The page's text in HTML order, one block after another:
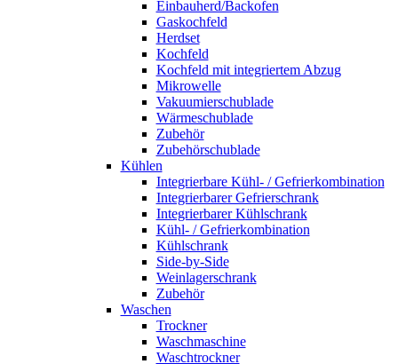
Einbauherd/Backofen
Gaskochfeld
Herdset
Kochfeld
Kochfeld mit integriertem Abzug
Mikrowelle
Vakuumierschublade
Wärmeschublade
Zubehör
Zubehörschublade
Kühlen
Integrierbare Kühl- / Gefrierkombination
Integrierbarer Gefrierschrank
Integrierbarer Kühlschrank
Kühl- / Gefrierkombination
Kühlschrank
Side-by-Side
Weinlagerschrank
Zubehör
Waschen
Trockner
Waschmaschine
Waschtrockner